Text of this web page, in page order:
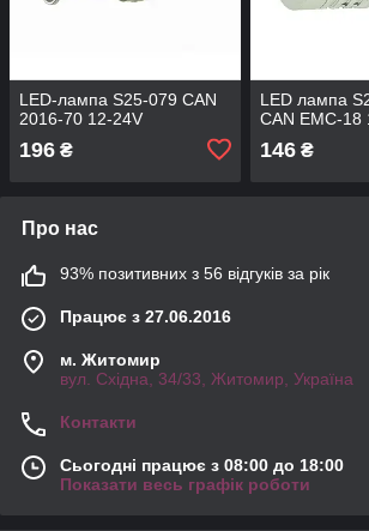
LED-лампа S25-079 CAN
2016-70 12-24V
196 ₴
LED лампа
CAN EMC-18
146₴
Про нас
93% позитивних з 56 відгуків за рік
Працює з 27.06.2016
м. Житомир
вул. Східна, 34/33, Житомир, Україна
Контакти
Сьогодні працює з 08:00 до 18:00
Показати весь графік роботи